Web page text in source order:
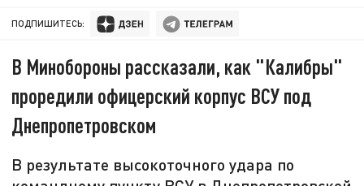
ПОДПИШИТЕСЬ:
В Минобороны рассказали, как "Калибры"
проредили офицерский корпус ВСУ под
Днепропетровском
В результате высокоточного удара по